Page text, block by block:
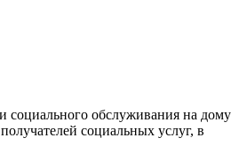
социального обслуживания на дому
социальных услуг, в